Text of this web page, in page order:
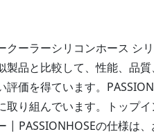
クーラーシリコンホース シ
製品と比較して、性能、品
評価を得ています。
取り組んでいます。トップ
| PASSIONHOSEの仕様は